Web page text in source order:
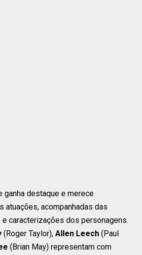
ganha destaque e merece
atuações, acompanhadas das
caracterizações dos personagens.
(Roger Taylor),Allen Leech (Paul
(Brian May) representam com